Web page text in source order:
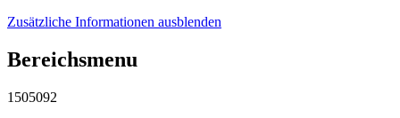
Zusätzliche Informationen ausblenden
Bereichsmenu
1505092